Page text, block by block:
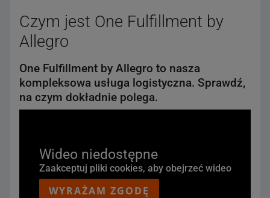
Czym jest One Fulfillment by
Allegro
One Fulfillment by Allegro to nasza
kompleksowa usługa logistyczna. Sprawdź,
na czym dokładnie polega.
Wideo niedostępne
Zaakceptuj pliki cookies, aby obejrzeć wideo
WYRAŻAM ZGODĘ